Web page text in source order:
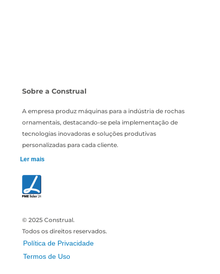
Sobre a Construal
A empresa produz máquinas para a indústria de rochas
ornamentais, destacando-se pela implementação de
tecnologias inovadoras e soluções produtivas
personalizadas para cada cliente.
Ler mais
© 2025 Construal.
Todos os direitos reservados.
Política de Privacidade
Termos de Uso